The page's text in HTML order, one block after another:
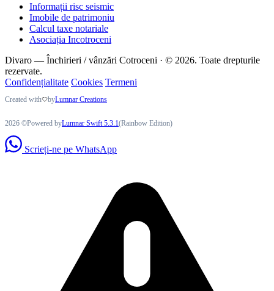
Informații risc seismic
Imobile de patrimoniu
Calcul taxe notariale
Asociația Incotroceni
Divaro — Închirieri / vânzări Cotroceni · © 2026. Toate drepturile
rezervate.
Confidențialitate Cookies Termeni
Created with byLumnar Creations
2026 ©Powered byLumnar Swift 5.3.1(Rainbow Edition)
Scrieți-ne pe WhatsApp